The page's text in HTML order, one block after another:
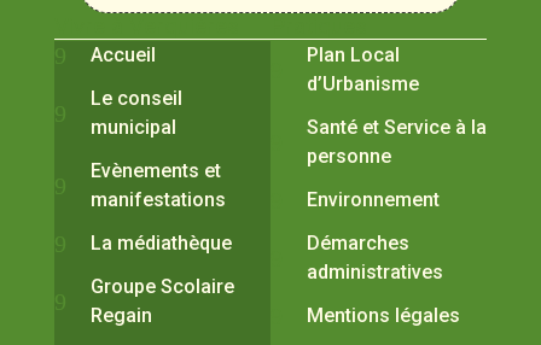
Accueil
Le conseil
municipal
Evènements et
manifestations
La médiathèque
Groupe Scolaire
Regain
Plan Local
d’Urbanisme
Santé et Service à la
personne
Environnement
Démarches
administratives
Mentions légales